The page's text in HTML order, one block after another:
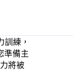
訓練，
準備主
將被